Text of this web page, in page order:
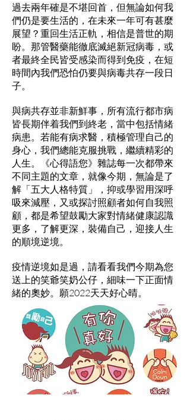
過去兩年確是不堪回首，但無論如何我
們仍是要生活的，在未來一年可有甚麼
展望？重回生活正軌，相信是普世的期
盼。那管醫藥能徹底滅絕新冠病毒，或
者最終全民皆受感染而得到免疫，在短
時間內我們恐怕仍要與病毒共存一段日
子。
與病共存並非新鮮事，所有流行都市病
皆長期伴着我們到終老，當中包括情緒
病患。若能有病求醫，積極管理自己的
身心，我們總能克服挑戰，繼續精彩的
人生。《心得語您》雜誌每一次都帶來
不同主題的文章，就像今期，無論是了
解「五大人格特質」，抑或學習用深呼
吸來減壓，又或探討照顧者如何自我照
顧，都是希望鼓勵大家對情緒健康認識
更多，了解更深，裝備自己，迎接人生
的順境逆境。
疫情逆境如是過，請看看我們今期為您
送上的笑爺笑奶公仔，細味一下正面情
緒的奧妙。願2022天天好心晴。